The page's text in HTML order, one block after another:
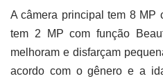
A câmera principal tem 8 MP
tem 2 MP com função
melhoram e disfarçam
acordo com o gênero e a